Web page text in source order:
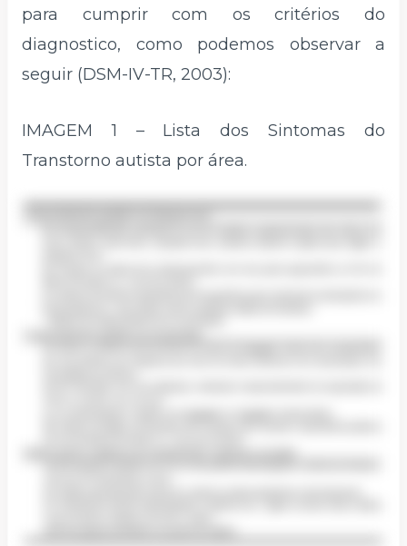
para cumprir com os critérios do
diagnostico, como podemos observar a
seguir (DSM-IV-TR, 2003):
IMAGEM 1 – Lista dos Sintomas do
Transtorno autista por área.